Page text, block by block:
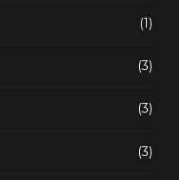
(1)
(3)
(3)
(3)